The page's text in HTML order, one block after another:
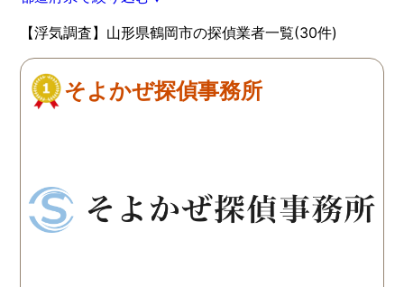
【浮気調査】山形県鶴岡市の探偵業者一覧(30件)
そよかぜ探偵事務所